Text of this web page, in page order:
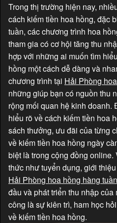
Trong thị trường hiện nay,
cách kiếm tiền hoa hồng, đặc
tuần, các chương trình hoa
tham gia có cơ hội tăng thu
hợp với những ai muốn tìm
hồng một cách dễ dàng và
chương trình tại Hải Phòng
những giúp bạn có nguồn thu
rộng mối quan hệ kinh doanh.
hiểu rõ về cách kiếm tiền hoa
sách thưởng, ưu đãi của từng
về kiếm tiền hoa hồng ngày
biệt là trong cộng đồng
thức như tuyển dụng, giới
Hải Phòng hoa hồng hàng tuần
đầu và phát triển thu nhập
công là sự kiên trì, ham học
về kiếm tiền hoa hồng.